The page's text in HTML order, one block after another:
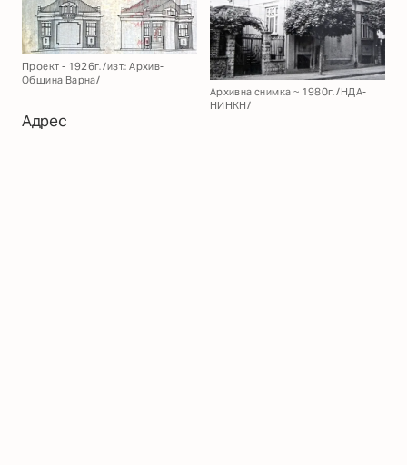
Проект - 1926г. /изт.: Архив-
Община Варна/
Архивна снимка ~ 1980г. /НДА-
НИНКН/
Адрес